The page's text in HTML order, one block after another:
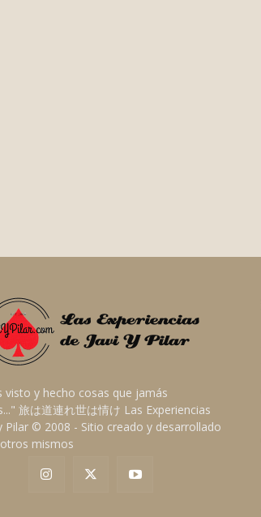
visto y hecho cosas que jamás
旅は道連れ世は情け Las Experiencias
Pilar © 2008 - Sitio creado y desarrollado
mismos